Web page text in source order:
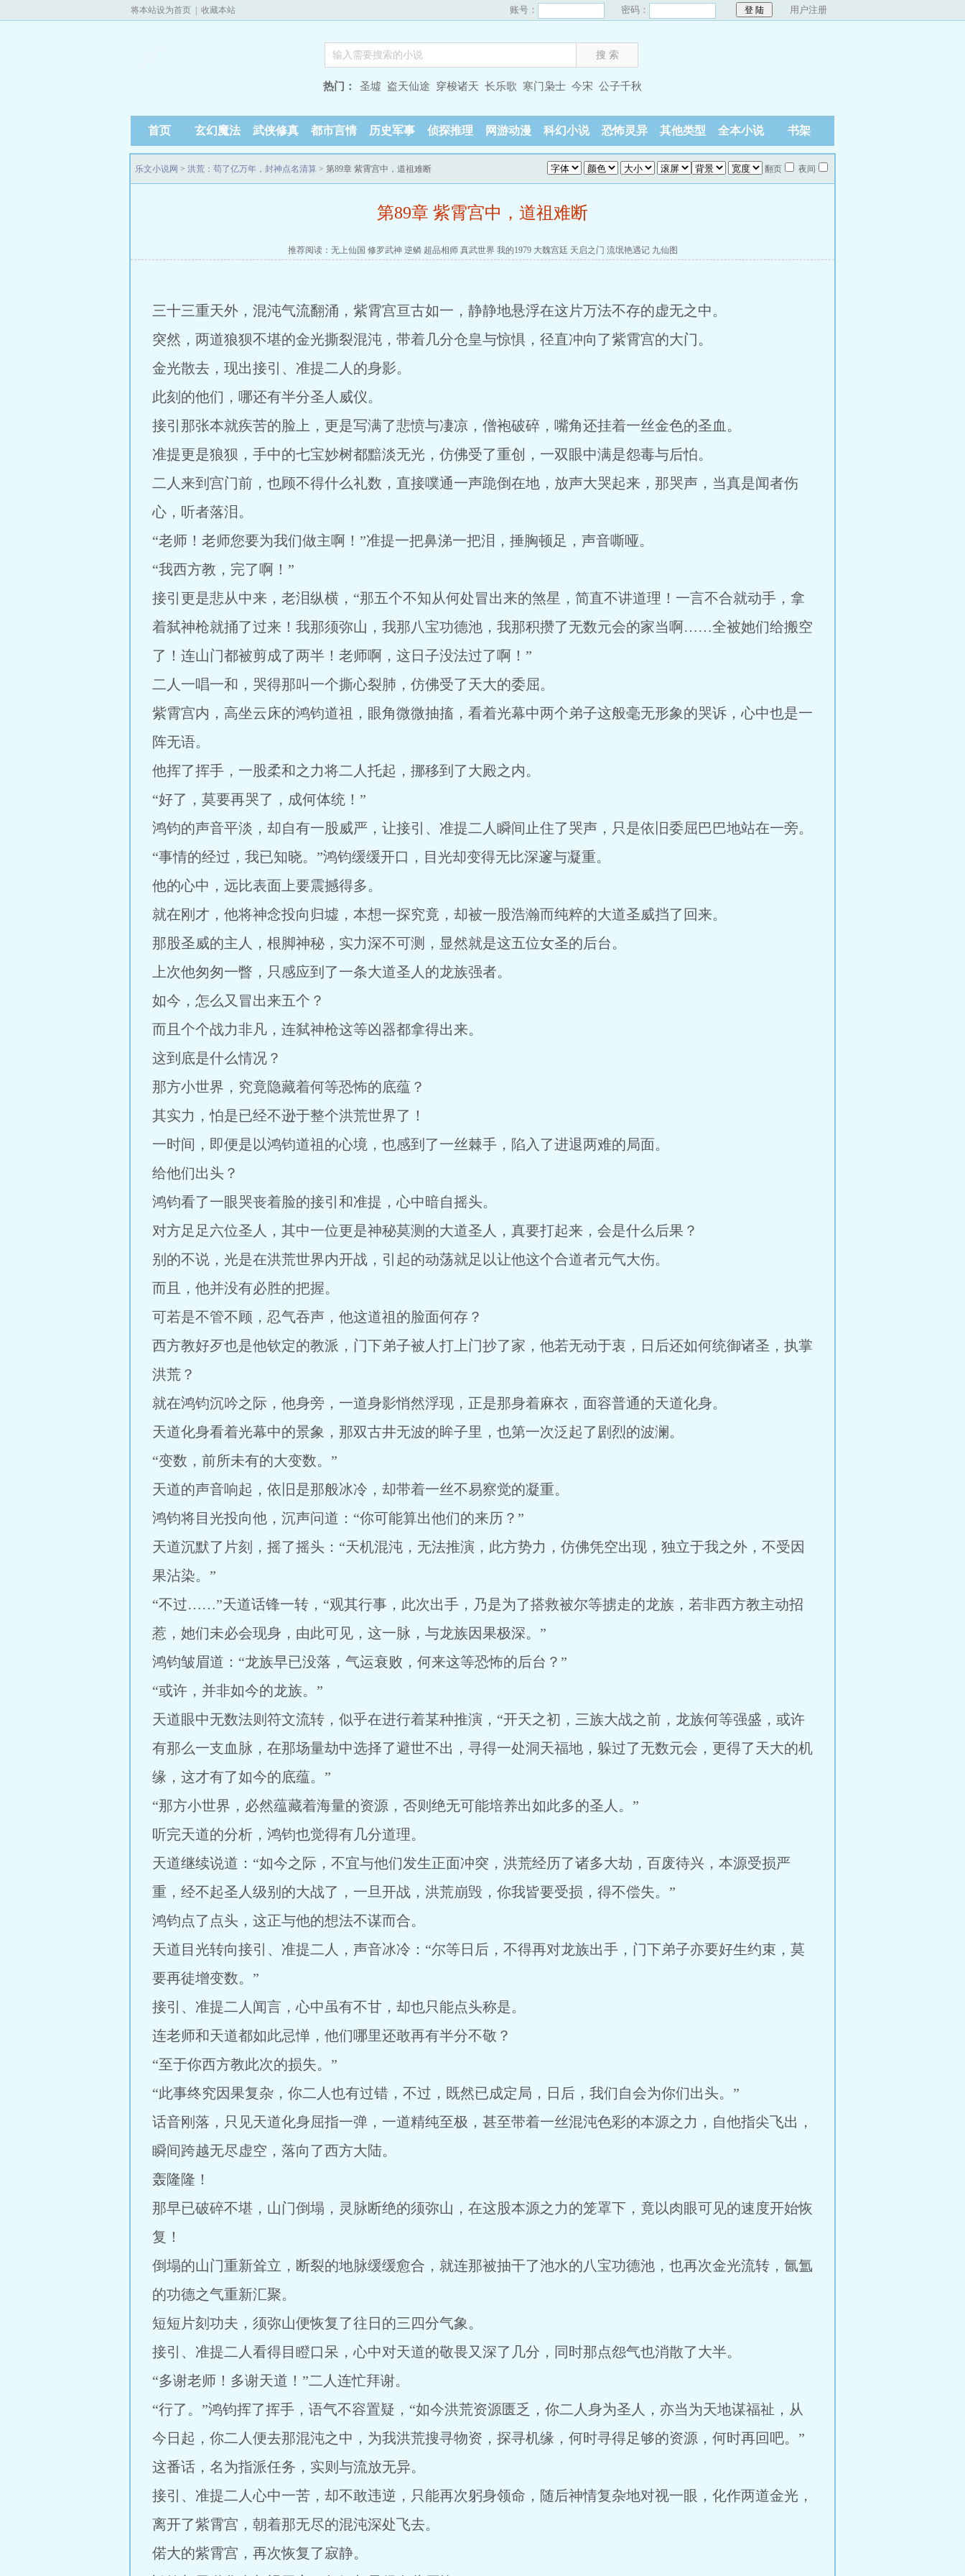
将本站设为首页 收藏本站 账号： 密码： 用户注册
热门： 圣墟 盗天仙途 穿梭诸天 长乐歌 寒门枭士 今宋 公子千秋
首页 玄幻魔法 武侠修真 都市言情 历史军事 侦探推理 网游动漫 科幻小说 恐怖灵异 其他类型 全本小说 书架
乐文小说网 > 洪荒：苟了亿万年，封神点名清算 > 第89章 紫霄宫中，道祖难断 翻页 夜间
第89章 紫霄宫中，道祖难断
推荐阅读： 无上仙国 修罗武神 逆鳞 超品相师 真武世界 我的1979 大魏宫廷 天启之门 流氓艳遇记 九仙图
三十三重天外，混沌气流翻涌，紫霄宫亘古如一，静静地悬浮在这片万法不存的虚无之中。
突然，两道狼狈不堪的金光撕裂混沌，带着几分仓皇与惊惧，径直冲向了紫霄宫的大门。
金光散去，现出接引、准提二人的身影。
此刻的他们，哪还有半分圣人威仪。
接引那张本就疾苦的脸上，更是写满了悲愤与凄凉，僧袍破碎，嘴角还挂着一丝金色的圣血。
准提更是狼狈，手中的七宝妙树都黯淡无光，仿佛受了重创，一双眼中满是怨毒与后怕。
二人来到宫门前，也顾不得什么礼数，直接噗通一声跪倒在地，放声大哭起来，那哭声，当真是闻者伤
心，听者落泪。
“老师！老师您要为我们做主啊！”准提一把鼻涕一把泪，捶胸顿足，声音嘶哑。
“我西方教，完了啊！”
接引更是悲从中来，老泪纵横，“那五个不知从何处冒出来的煞星，简直不讲道理！一言不合就动手，拿
着弑神枪就捅了过来！我那须弥山，我那八宝功德池，我那积攒了无数元会的家当啊……全被她们给搬空
了！连山门都被剪成了两半！老师啊，这日子没法过了啊！”
二人一唱一和，哭得那叫一个撕心裂肺，仿佛受了天大的委屈。
紫霄宫内，高坐云床的鸿钧道祖，眼角微微抽搐，看着光幕中两个弟子这般毫无形象的哭诉，心中也是一
阵无语。
他挥了挥手，一股柔和之力将二人托起，挪移到了大殿之内。
“好了，莫要再哭了，成何体统！”
鸿钧的声音平淡，却自有一股威严，让接引、准提二人瞬间止住了哭声，只是依旧委屈巴巴地站在一旁。
“事情的经过，我已知晓。”鸿钧缓缓开口，目光却变得无比深邃与凝重。
他的心中，远比表面上要震撼得多。
就在刚才，他将神念投向归墟，本想一探究竟，却被一股浩瀚而纯粹的大道圣威挡了回来。
那股圣威的主人，根脚神秘，实力深不可测，显然就是这五位女圣的后台。
上次他匆匆一瞥，只感应到了一条大道圣人的龙族强者。
如今，怎么又冒出来五个？
而且个个战力非凡，连弑神枪这等凶器都拿得出来。
这到底是什么情况？
那方小世界，究竟隐藏着何等恐怖的底蕴？
其实力，怕是已经不逊于整个洪荒世界了！
一时间，即便是以鸿钧道祖的心境，也感到了一丝棘手，陷入了进退两难的局面。
给他们出头？
鸿钧看了一眼哭丧着脸的接引和准提，心中暗自摇头。
对方足足六位圣人，其中一位更是神秘莫测的大道圣人，真要打起来，会是什么后果？
别的不说，光是在洪荒世界内开战，引起的动荡就足以让他这个合道者元气大伤。
而且，他并没有必胜的把握。
可若是不管不顾，忍气吞声，他这道祖的脸面何存？
西方教好歹也是他钦定的教派，门下弟子被人打上门抄了家，他若无动于衷，日后还如何统御诸圣，执掌
洪荒？
就在鸿钧沉吟之际，他身旁，一道身影悄然浮现，正是那身着麻衣，面容普通的天道化身。
天道化身看着光幕中的景象，那双古井无波的眸子里，也第一次泛起了剧烈的波澜。
“变数，前所未有的大变数。”
天道的声音响起，依旧是那般冰冷，却带着一丝不易察觉的凝重。
鸿钧将目光投向他，沉声问道：“你可能算出他们的来历？”
天道沉默了片刻，摇了摇头：“天机混沌，无法推演，此方势力，仿佛凭空出现，独立于我之外，不受因
果沾染。”
“不过……”天道话锋一转，“观其行事，此次出手，乃是为了搭救被尔等掳走的龙族，若非西方教主动招
惹，她们未必会现身，由此可见，这一脉，与龙族因果极深。”
鸿钧皱眉道：“龙族早已没落，气运衰败，何来这等恐怖的后台？”
“或许，并非如今的龙族。”
天道眼中无数法则符文流转，似乎在进行着某种推演，“开天之初，三族大战之前，龙族何等强盛，或许
有那么一支血脉，在那场量劫中选择了避世不出，寻得一处洞天福地，躲过了无数元会，更得了天大的机
缘，这才有了如今的底蕴。”
“那方小世界，必然蕴藏着海量的资源，否则绝无可能培养出如此多的圣人。”
听完天道的分析，鸿钧也觉得有几分道理。
天道继续说道：“如今之际，不宜与他们发生正面冲突，洪荒经历了诸多大劫，百废待兴，本源受损严
重，经不起圣人级别的大战了，一旦开战，洪荒崩毁，你我皆要受损，得不偿失。”
鸿钧点了点头，这正与他的想法不谋而合。
天道目光转向接引、准提二人，声音冰冷：“尔等日后，不得再对龙族出手，门下弟子亦要好生约束，莫
要再徒增变数。”
接引、准提二人闻言，心中虽有不甘，却也只能点头称是。
连老师和天道都如此忌惮，他们哪里还敢再有半分不敬？
“至于你西方教此次的损失。”
“此事终究因果复杂，你二人也有过错，不过，既然已成定局，日后，我们自会为你们出头。”
话音刚落，只见天道化身屈指一弹，一道精纯至极，甚至带着一丝混沌色彩的本源之力，自他指尖飞出，
瞬间跨越无尽虚空，落向了西方大陆。
轰隆隆！
那早已破碎不堪，山门倒塌，灵脉断绝的须弥山，在这股本源之力的笼罩下，竟以肉眼可见的速度开始恢
复！
倒塌的山门重新耸立，断裂的地脉缓缓愈合，就连那被抽干了池水的八宝功德池，也再次金光流转，氤氲
的功德之气重新汇聚。
短短片刻功夫，须弥山便恢复了往日的三四分气象。
接引、准提二人看得目瞪口呆，心中对天道的敬畏又深了几分，同时那点怨气也消散了大半。
“多谢老师！多谢天道！”二人连忙拜谢。
“行了。”鸿钧挥了挥手，语气不容置疑，“如今洪荒资源匮乏，你二人身为圣人，亦当为天地谋福祉，从
今日起，你二人便去那混沌之中，为我洪荒搜寻物资，探寻机缘，何时寻得足够的资源，何时再回吧。”
这番话，名为指派任务，实则与流放无异。
接引、准提二人心中一苦，却不敢违逆，只能再次躬身领命，随后神情复杂地对视一眼，化作两道金光，
离开了紫霄宫，朝着那无尽的混沌深处飞去。
偌大的紫霄宫，再次恢复了寂静。